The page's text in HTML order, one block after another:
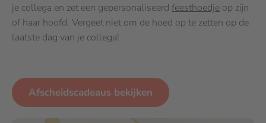
je collega en zet een gepersonaliseerd feesthoedje op zijn
of haar hoofd. Vergeet niet om de hoed op te zetten op de
laatste dag van je collega!
Afscheidscadeaus bekijken